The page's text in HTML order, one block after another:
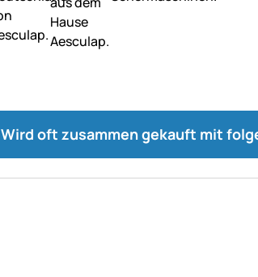
Wird oft zusammen gekauft mit